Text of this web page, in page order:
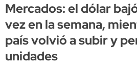
Mercados: el dólar
vez en la semana,
país volvió a subir y
unidades